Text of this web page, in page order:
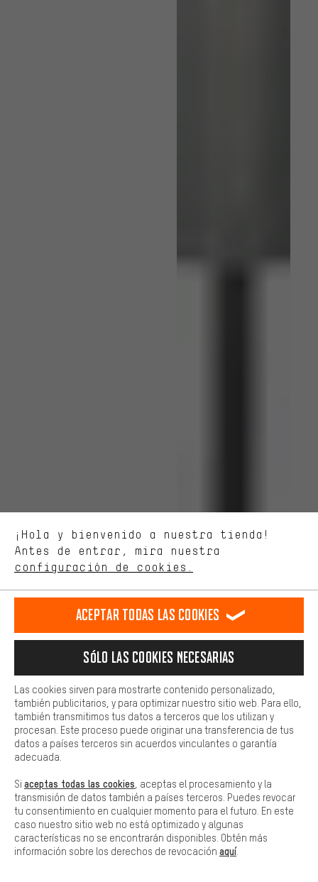
Dropper Post V2
DESDE37,99€
¡Hola y bienvenido a nuestra tienda!
Antes de entrar, mira nuestra
configuración de cookies.
tienda. Con las cookies de rendimiento, puedes influir en la mejora
de nuestro sitio web y nuestra oferta de la tienda con tu
comportamiento de compra.
Más confort
cookies de comodidad, creamos enlaces a plataformas de redes
sociales. Esto nos permite proporcionarle más contenido e
adicionales que le ayudarán a encontrar los productos adecuados.
preguntas de forma rápida y sencilla.
Básica
Las cookies básicas aseguran que puedas usar nuestro sitio web.
Aceptar todas las cookies
Sólo las cookies necesarias
Las cookies sirven para mostrarte contenido personalizado,
también publicitarios, y para optimizar nuestro sitio web. Para ello,
también transmitimos tus datos a terceros que los utilizan y
procesan. Este proceso puede originar una transferencia de tus
datos a países terceros sin acuerdos vinculantes o garantía
adecuada.
Si aceptas todas las cookies , aceptas el procesamiento y la
transmisión de datos también a países terceros. Puedes revocar
tu consentimiento en cualquier momento para el futuro. En este
caso nuestro sitio web no está optimizado y algunas
características no se encontrarán disponibles. Obtén más
información sobre los derechos de revocación aquí.